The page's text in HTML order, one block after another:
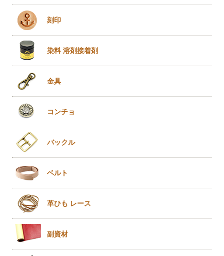
刻印
染料 溶剤接着剤
金具
コンチョ
バックル
ベルト
革ひも レース
副資材